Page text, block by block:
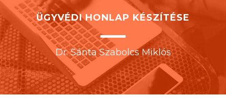
ÜGYVÉDI HONLAP KÉSZÍTÉSE
Dr. Sánta Szabolcs Miklós